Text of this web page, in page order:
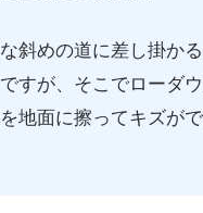
斜めの道に差し掛か
すが、そこでローダ
地面に擦ってキズが